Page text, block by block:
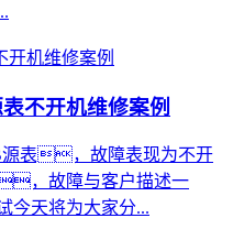
不开机维修案例
源表，故障表现为不开
，故障与客户描述一
今天将为大家分...